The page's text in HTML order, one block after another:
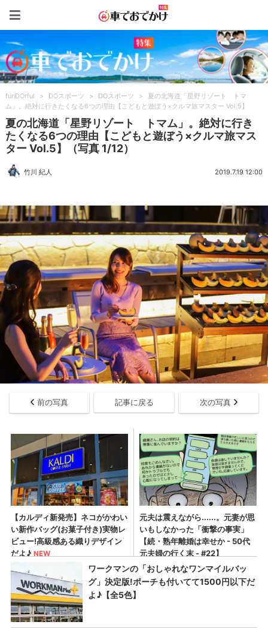
funDOrful > DOスポーツ > DOスポーツ >
夏の北海道「星野リゾート トマ
ム」。絶対に行きたくなる6つの理由【こどもと遊ぼう×クルマ旅マスター Vol.5】
夏の北海道「星野リゾート トマム」。絶対に行き
たくなる6つの理由【こどもと遊ぼう×クルマ旅マス
ター Vol.5】（写真 1/12）
竹川 紀人 2019.7.19 12:00
前の写真 記事に戻る 次の写真